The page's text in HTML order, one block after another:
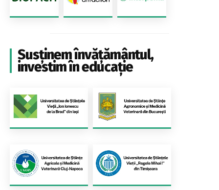
Susținem învățământul,
investim în educație